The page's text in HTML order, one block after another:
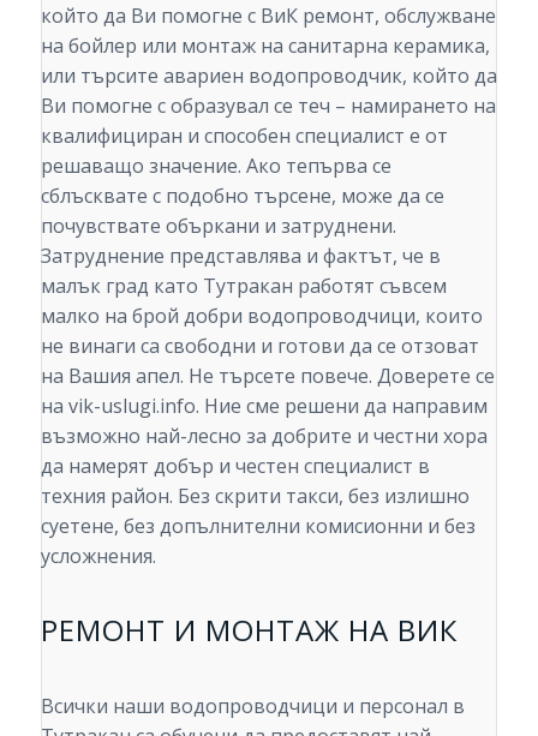
който да Ви помогне с ВиК ремонт, обслужване
на бойлер или монтаж на санитарна керамика,
или търсите авариен водопроводчик, който да
Ви помогне с образувал се теч – намирането на
квалифициран и способен специалист е от
решаващо значение. Ако тепърва се
сблъсквате с подобно търсене, може да се
почувствате объркани и затруднени.
Затруднение представлява и фактът, че в
малък град като Тутракан работят съвсем
малко на брой добри водопроводчици, които
не винаги са свободни и готови да се отзоват
на Вашия апел. Не търсете повече. Доверете се
на vik-uslugi.info. Ние сме решени да направим
възможно най-лесно за добрите и честни хора
да намерят добър и честен специалист в
техния район. Без скрити такси, без излишно
суетене, без допълнителни комисионни и без
усложнения.
РЕМОНТ И МОНТАЖ НА ВИК
Всички наши водопроводчици и персонал в